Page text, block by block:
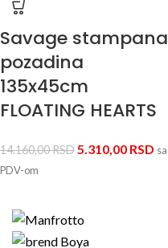
Savage stampana
pozadina
135x45cm
FLOATING HEARTS
14.160,00RSD5.310,00 RSD sa
PDV-om